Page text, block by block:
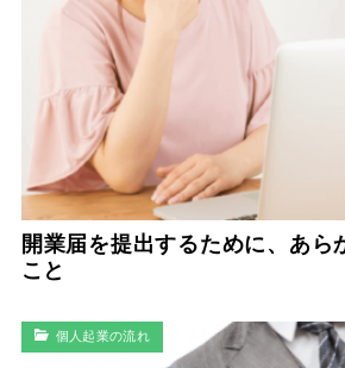
開業届を提出するために、あら
こと
個人起業の流れ